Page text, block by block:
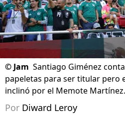
©Jam Santiago Giménez
papeletas para ser titular pero
inclinó por el Memote Martínez.
Por Diward Leroy